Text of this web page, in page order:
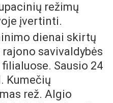
režimų
įvertinti.
dienai skirtų
savivaldybės
Sausio 24
Kumečių
rež. Algio